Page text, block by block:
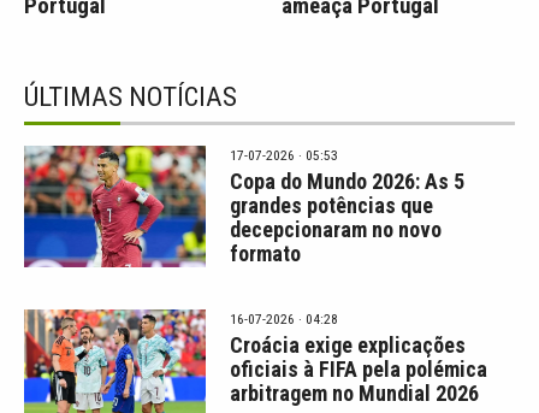
Portugal
ameaça Portugal
ÚLTIMAS NOTÍCIAS
17-07-2026 · 05:53
Copa do Mundo 2026: As 5
grandes potências que
decepcionaram no novo
formato
16-07-2026 · 04:28
Croácia exige explicações
oficiais à FIFA pela polémica
arbitragem no Mundial 2026